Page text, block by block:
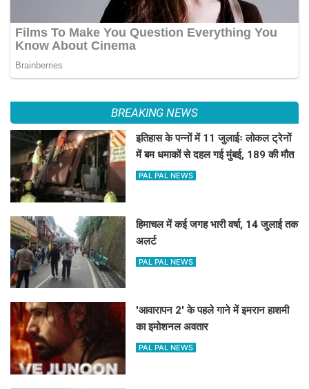
BREAKING NEWS
इतिहास के पन्नों में 11 जुलाईः लोकल ट्रेनों
में बम धमाकों से दहल गई मुंबई, 189 की मौत
PAL PAL NEWS
हिमाचल में कई जगह भारी वर्षा, 14 जुलाई तक
अलर्ट
PAL PAL NEWS
'आवारापन 2' के पहले गाने में इमरान हाशमी
का इमोशनल अवतार
PAL PAL NEWS